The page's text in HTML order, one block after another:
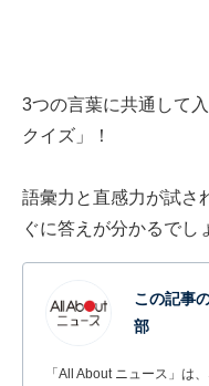
3つの言葉に共通して
クイズ」！
語彙力と直感力が試さ
ぐに答えが分かるでし
この記事
部
「All About ニュース」は